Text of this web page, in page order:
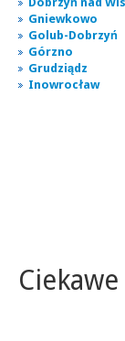
Gniewkowo
Golub-Dobrzyń
Górzno
Grudziądz
Inowrocław